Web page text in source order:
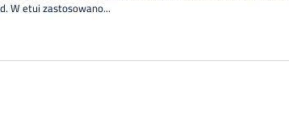
W etui zastosowano...